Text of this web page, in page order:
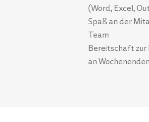
(Word, Excel,
Spaß an der
Team
Bereitschaft zur
an